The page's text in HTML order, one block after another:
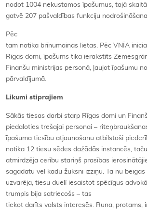
nodot 1004 nekustamos īpašumus, tajā
gatvē 207 pašvaldības funkciju
Pēc
tam notika brīnumainas lietas. Pēc VNĪA
Rīgas domi, īpašums tika ierakstīts
Finanšu ministrijas personā, ļaujot īpašumu
pārvaldījumā.
Likumi stiprajiem
Sākās tiesas darbi starp Rīgas domi un
piedaloties trešajai personai –
īpašuma tiesību atjaunošanu atbilstoši
notika 12 tiesu sēdes dažādās instancēs,
atmirdzēja cerību stariņš prasības
sagādātu vēl kādu žūksni izziņu. Tā nu
uzvarēja, tiesu duelī iesaistot spēcīgus
trumpis bija satriecošs – tas
tiekot darīts valsts interesēs. Runa, protams,